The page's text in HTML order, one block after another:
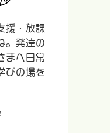
援・放課
。発達の
まへ日常
びの場を